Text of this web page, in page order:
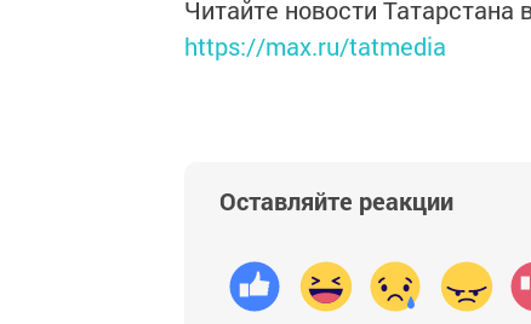
Читайте новости
https://max.ru/tatmedia
Оставляйте реакции